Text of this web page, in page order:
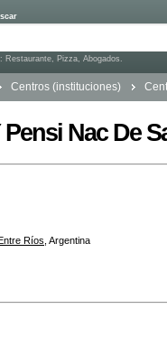
Restaurante, Pizza, Abogados.
Centros (instituciones)
Nac De
Ríos Argentina